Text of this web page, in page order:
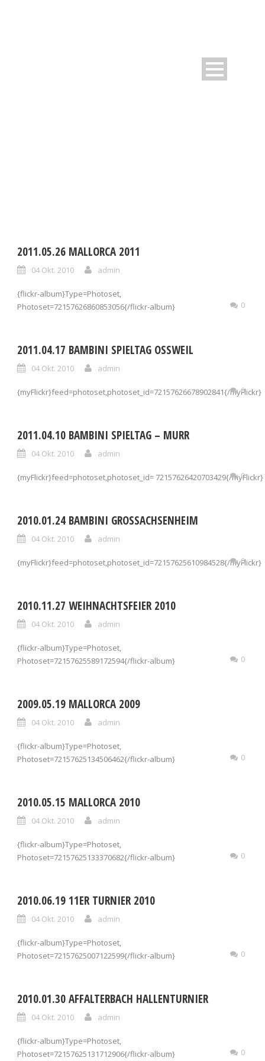
2011.05.26 MALLORCA 2011
04 Okt. 2010 admin
{flickr-album}Type=Photoset,
Photoset=72157626860853056{/flickr-album}
0
2011.04.17 BAMBINI SPIELTAG OSSWEIL
04 Okt. 2010 admin
{myFlickr}feed=photoset,photoset_id=72157626678902841{/myFlickr}
0
2011.04.10 BAMBINI SPIELTAG – MURR
04 Okt. 2010 admin
{myFlickr}feed=photoset,photoset_id= 72157626420703429{/myFlickr}
0
2010.01.24 BAMBINI GROSSACHSENHEIM
04 Okt. 2010 admin
{myFlickr}feed=photoset,photoset_id=72157625610984528{/myFlickr}
0
2010.11.27 WEIHNACHTSFEIER 2010
04 Okt. 2010 admin
{flickr-album}Type=Photoset,
Photoset=72157625589172594{/flickr-album}
0
2009.05.19 MALLORCA 2009
04 Okt. 2010 admin
{flickr-album}Type=Photoset,
Photoset=72157625134506462{/flickr-album}
0
2010.05.15 MALLORCA 2010
04 Okt. 2010 admin
{flickr-album}Type=Photoset,
Photoset=72157625133370682{/flickr-album}
0
2010.06.19 11ER TURNIER 2010
04 Okt. 2010 admin
{flickr-album}Type=Photoset,
Photoset=72157625007122599{/flickr-album}
0
2010.01.30 AFFALTERBACH HALLENTURNIER
04 Okt. 2010 admin
{flickr-album}Type=Photoset,
Photoset=72157625131712906{/flickr-album}
0